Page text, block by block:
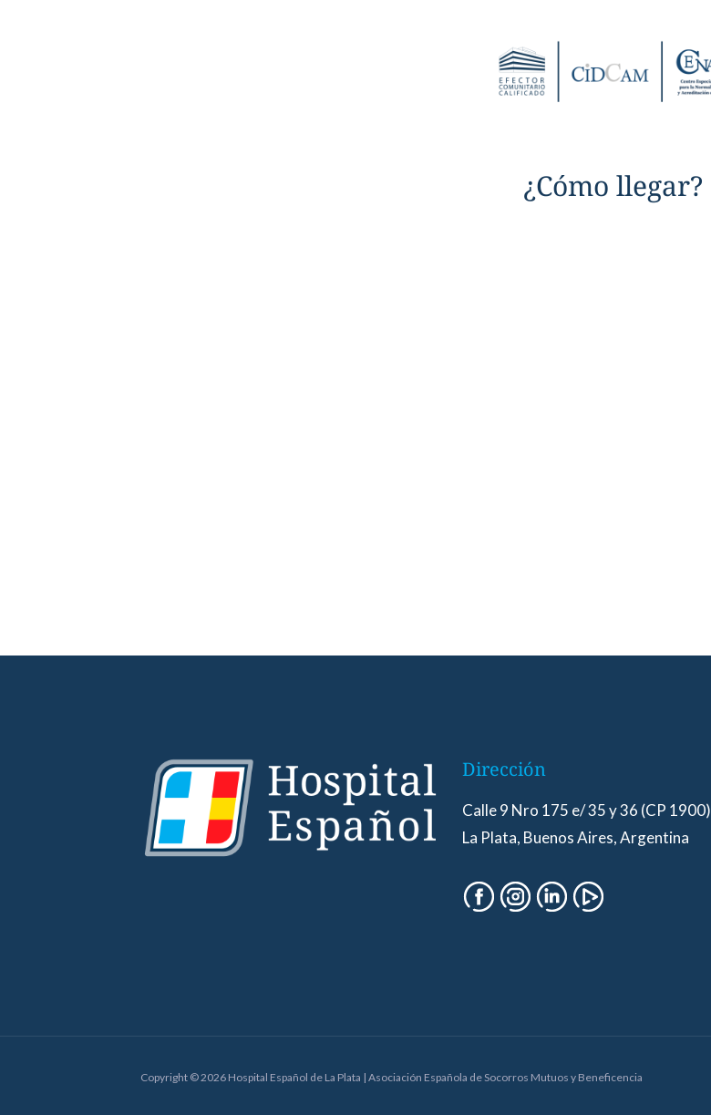
¿Cómo llegar?
Dirección
Calle 9 Nro 175 e/ 35 y 36 (CP 1900)
La Plata, Buenos Aires, Argentina
Copyright © 2026 Hospital Español de La Plata | Asociación Española de Socorros Mutuos y Beneficencia